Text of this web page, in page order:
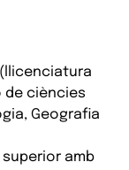
de ciències
Geografia
amb